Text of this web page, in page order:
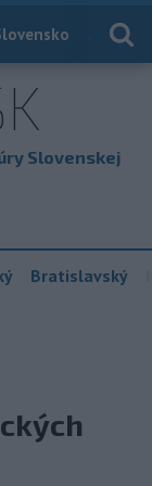
Slovenskej
Bratislavský